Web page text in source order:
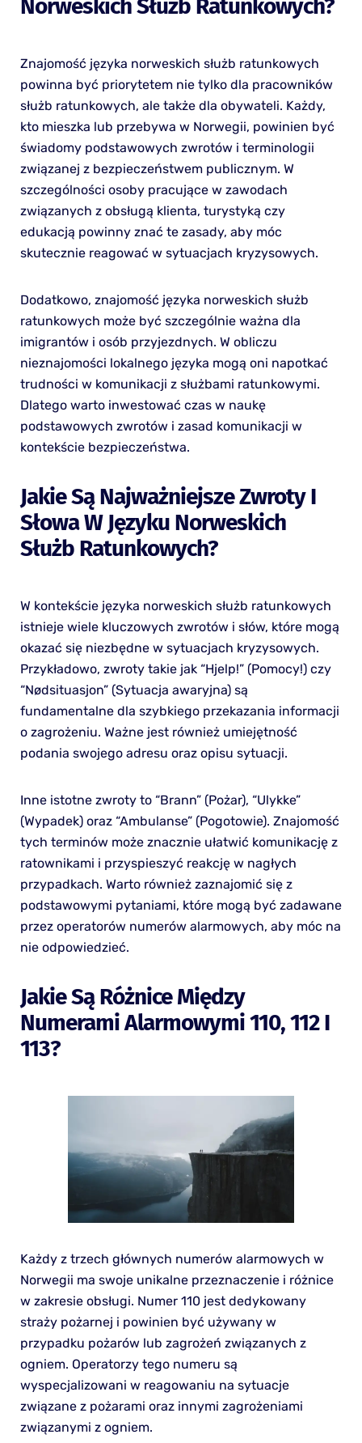
Norweskich Służb Ratunkowych?
Znajomość języka norweskich służb ratunkowych
powinna być priorytetem nie tylko dla pracowników
służb ratunkowych, ale także dla obywateli. Każdy,
kto mieszka lub przebywa w Norwegii, powinien być
świadomy podstawowych zwrotów i terminologii
związanej z bezpieczeństwem publicznym. W
szczególności osoby pracujące w zawodach
związanych z obsługą klienta, turystyką czy
edukacją powinny znać te zasady, aby móc
skutecznie reagować w sytuacjach kryzysowych.
Dodatkowo, znajomość języka norweskich służb
ratunkowych może być szczególnie ważna dla
imigrantów i osób przyjezdnych. W obliczu
nieznajomości lokalnego języka mogą oni napotkać
trudności w komunikacji z służbami ratunkowymi.
Dlatego warto inwestować czas w naukę
podstawowych zwrotów i zasad komunikacji w
kontekście bezpieczeństwa.
Jakie Są Najważniejsze Zwroty I
Słowa W Języku Norweskich
Służb Ratunkowych?
W kontekście języka norweskich służb ratunkowych
istnieje wiele kluczowych zwrotów i słów, które mogą
okazać się niezbędne w sytuacjach kryzysowych.
Przykładowo, zwroty takie jak “Hjelp!” (Pomocy!) czy
“Nødsituasjon” (Sytuacja awaryjna) są
fundamentalne dla szybkiego przekazania informacji
o zagrożeniu. Ważne jest również umiejętność
podania swojego adresu oraz opisu sytuacji.
Inne istotne zwroty to “Brann” (Pożar), “Ulykke”
(Wypadek) oraz “Ambulanse” (Pogotowie). Znajomość
tych terminów może znacznie ułatwić komunikację z
ratownikami i przyspieszyć reakcję w nagłych
przypadkach. Warto również zaznajomić się z
podstawowymi pytaniami, które mogą być zadawane
przez operatorów numerów alarmowych, aby móc na
nie odpowiedzieć.
Jakie Są Różnice Między
Numerami Alarmowymi 110, 112 I
113?
Każdy z trzech głównych numerów alarmowych w
Norwegii ma swoje unikalne przeznaczenie i różnice
w zakresie obsługi. Numer 110 jest dedykowany
straży pożarnej i powinien być używany w
przypadku pożarów lub zagrożeń związanych z
ogniem. Operatorzy tego numeru są
wyspecjalizowani w reagowaniu na sytuacje
związane z pożarami oraz innymi zagrożeniami
związanymi z ogniem.